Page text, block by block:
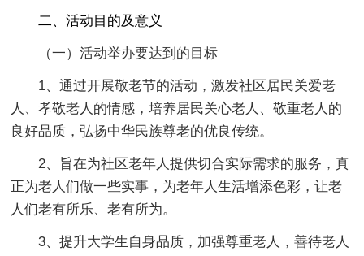
二、活动目的及意义
（一）活动举办要达到的目标
1、通过开展敬老节的活动，激发社区居民关爱老
人、孝敬老人的情感，培养居民关心老人、敬重老人的
良好品质，弘扬中华民族尊老的优良传统。
2、旨在为社区老年人提供切合实际需求的服务，真
正为老人们做一些实事，为老年人生活增添色彩，让老
人们老有所乐、老有所为。
3、提升大学生自身品质，加强尊重老人，善待老人